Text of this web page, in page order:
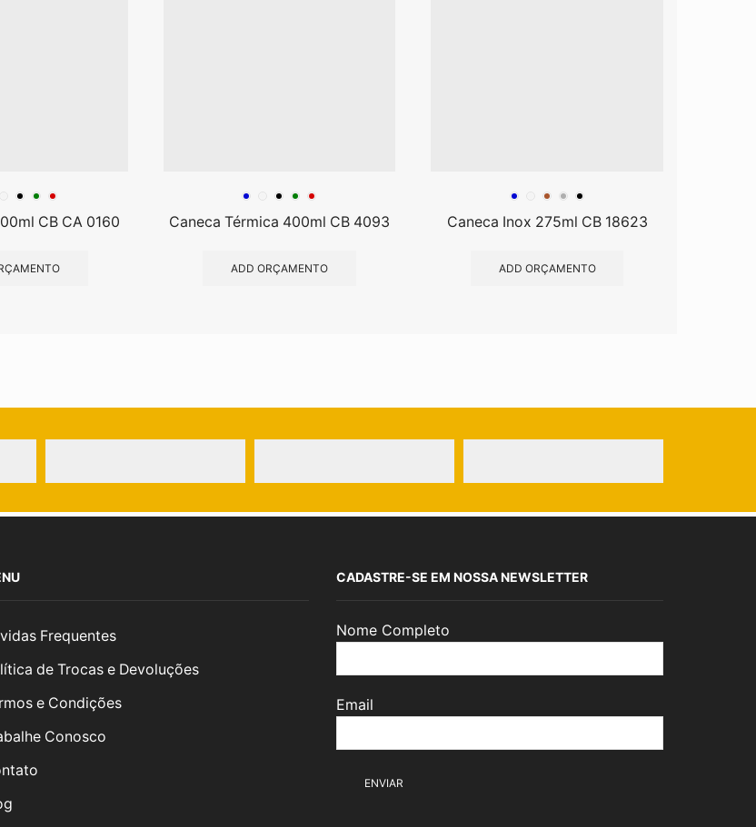
CB CA 0160 Caneca Térmica 400ml CB 4093
ADD ORÇAMENTO
Caneca Inox 275ml CB 18623
ADD ORÇAMENTO
Frequentes
de Trocas e Devoluções
e Condições
Conosco
CADASTRE-SE EM NOSSA NEWSLETTER
Nome Completo
Email